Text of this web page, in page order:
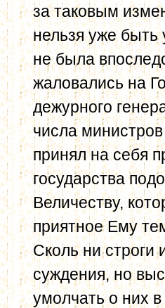
за таковым
нельзя уже быть
не была
жаловались на
дежурного
числа
принял на себя
государства
Величеству,
приятное Ему
Сколь ни строги
суждения, но
умолчать о них